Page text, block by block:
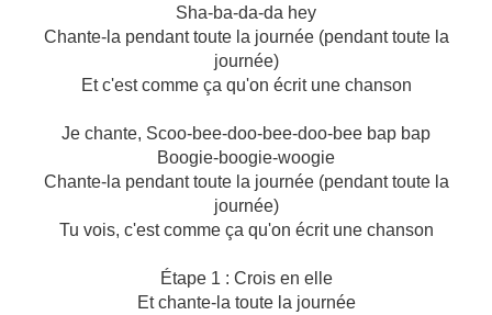
Sha-ba-da-da hey
Chante-la pendant toute la journée (pendant toute la
journée)
Et c'est comme ça qu'on écrit une chanson
Je chante, Scoo-bee-doo-bee-doo-bee bap bap
Boogie-boogie-woogie
Chante-la pendant toute la journée (pendant toute la
journée)
Tu vois, c'est comme ça qu'on écrit une chanson
Étape 1 : Crois en elle
Et chante-la toute la journée